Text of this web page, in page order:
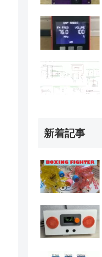
新着記事